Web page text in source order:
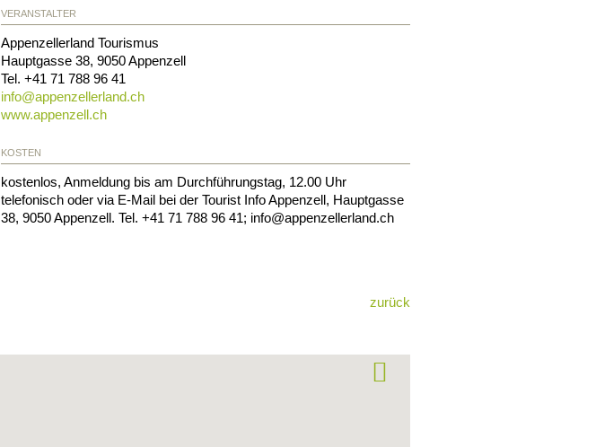
VERANSTALTER
Appenzellerland Tourismus
Hauptgasse 38,9050Appenzell
Tel.+41 71 788 96 41
info@appenzellerland.ch
www.appenzell.ch
KOSTEN
kostenlos, Anmeldung bis am Durchführungstag, 12.00 Uhr
telefonisch oder via E-Mail bei der Tourist Info Appenzell, Hauptgasse
38, 9050 Appenzell. Tel. +41 71 788 96 41; info@appenzellerland.ch
zurück